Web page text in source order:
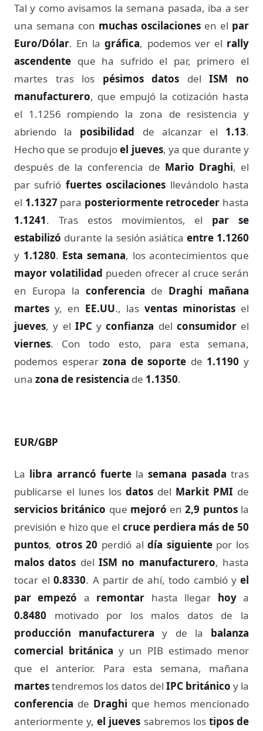
Tal y como avisamos la semana pasada, iba a ser
una semana con muchas oscilaciones en el par
Euro/Dólar. En lagráfica, podemos ver el rally
ascendente que ha sufrido el par, primero el
martes tras los pésimos datos delISM no
manufacturero, que empujó la cotización hasta
el 1.1256 rompiendo la zona de resistencia y
abriendo la posibilidad de alcanzar el 1.13.
Hecho que se produjoel jueves, ya que durante y
después de la conferencia de Mario Draghi, el
par sufrió fuertes oscilaciones llevándolo hasta
el 1.1327para posteriormente retroceder hasta
1.1241. Tras estos movimientos, el par se
estabilizó durante la sesión asiáticaentre 1.1260
y 1.1280. Esta semana, los acontecimientos que
mayor volatilidad pueden ofrecer al cruce serán
en Europa la conferencia de Draghi mañana
martes y, en EE.UU., las ventas minoristas el
jueves, y el IPC yconfianza del consumidorel
viernes. Con todo esto, para esta semana,
podemos esperarzona de soporte de 1.1190 y
una zona de resistencia de 1.1350.
EUR/GBP
La libra arrancó fuertelasemana pasada tras
publicarse el lunes los datos del Markit PMI de
servicios británico que mejoró en2,9 puntosla
previsión e hizo que el cruce perdiera más de 50
puntos, otros 20 perdió aldía siguientepor los
malos datos delISM no manufacturero, hasta
tocar el0.8330. A partir de ahí, todo cambió yel
par empezó a remontar hasta llegar hoya
0.8480 motivado por los malos datos de la
producción manufacturera y de la balanza
comercial británica y un PIB estimado menor
que el anterior. Para esta semana, mañana
martestendremos los datos del IPC británico y la
conferencia de Draghi que hemos mencionado
anteriormente y,el jueves sabremos los tipos de